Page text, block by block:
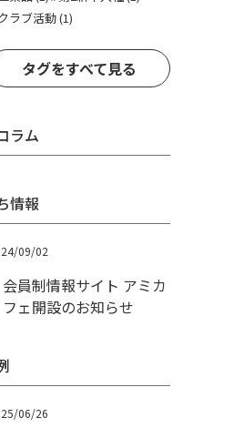
ラブ活動 (1)
タグをすべて見る
ラム
情報
09/02
会員制情報サイト アミカ
フェ開設のお知らせ
06/26